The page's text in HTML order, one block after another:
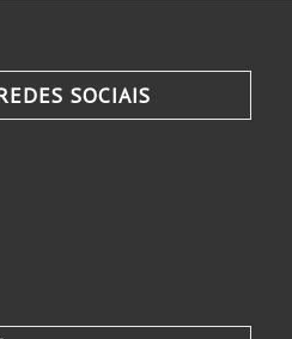
SOCIAIS